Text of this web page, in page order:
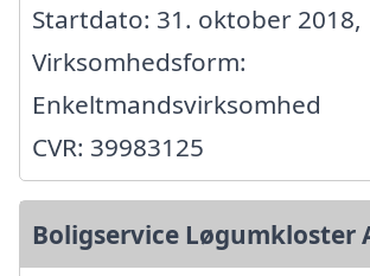
Startdato: 31. oktober 2018,
Virksomhedsform:
Enkeltmandsvirksomhed
CVR: 39983125
Boligservice Løgumkloster